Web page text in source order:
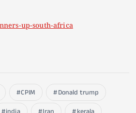
up-south-africa
CPIM
Donald trump